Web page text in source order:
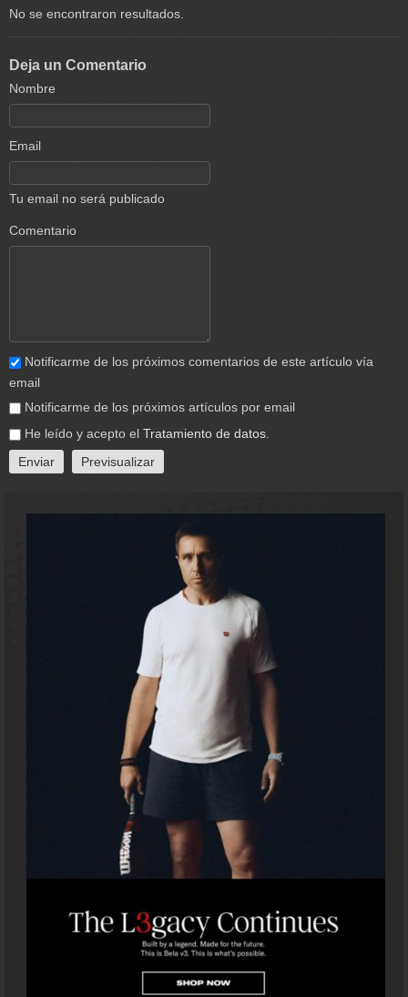
No se encontraron resultados.
Deja un Comentario
Nombre
Email
Tu email no será publicado
Comentario
Notificarme de los próximos comentarios de este artículo vía
email
Notificarme de los próximos artículos por email
He leído y acepto el Tratamiento de datos